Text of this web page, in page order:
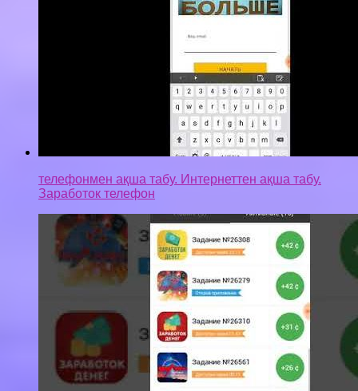
телефонмен ақша табу. Интернеттен ақша табу.
Заработок телефон